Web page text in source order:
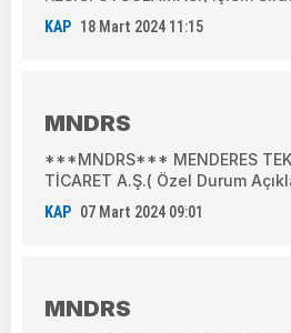
KAP 18 Mart 2024 11:15
MNDRS
***MNDRS*** MENDERES
TİCARET A.Ş.( Özel Durum
KAP 07 Mart 2024 09:01
MNDRS